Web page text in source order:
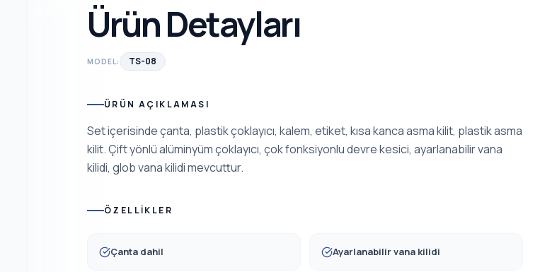
Ürün Detayları
MODEL: TS-08
ÜRÜN AÇIKLAMASI
Set içerisinde çanta, plastik çoklayıcı, kalem, etiket, kısa kanca asma kilit, plastik asma
kilit. Çift yönlü alüminyüm çoklayıcı, çok fonksiyonlu devre kesici, ayarlanabilir vana
kilidi, glob vana kilidi mevcuttur.
ÖZELLIKLER
Çanta dahil Ayarlanabilir vana kilidi